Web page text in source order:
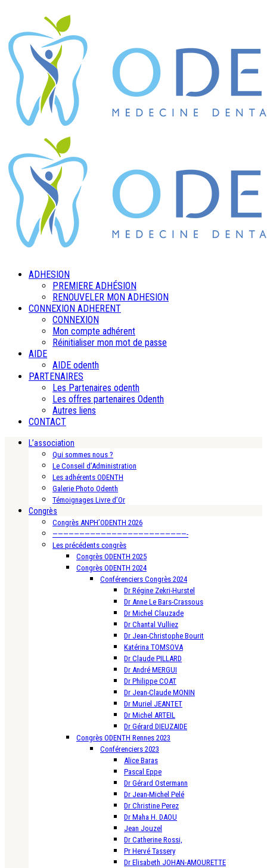
ADHESION
PREMIERE ADHÉSION
RENOUVELER MON ADHESION
CONNEXION ADHERENT
CONNEXION
Mon compte adhérent
Réinitialiser mon mot de passe
AIDE
AIDE odenth
PARTENAIRES
Les Partenaires odenth
Les offres partenaires Odenth
Autres liens
CONTACT
L’association
Qui sommes nous ?
Le Conseil d’Administration
Les adhérents ODENTH
Galerie Photo Odenth
Témoignages Livre d’Or
Congrès
Congrès ANPH’ODENTH 2026
—————————————————————————-
Les précédents congrès
Congrès ODENTH 2025
Congrès ODENTH 2024
Conférenciers Congrès 2024
Dr Régine Zekri-Hurstel
Dr Anne Le Bars-Crassous
Dr Michel Clauzade
Dr Chantal Vulliez
Dr Jean-Christophe Bourit
Katérina TOMSOVA
Dr Claude PILLARD
Dr André MERGUI
Dr Philippe COAT
Dr Jean-Claude MONIN
Dr Muriel JEANTET
Dr Michel ARTEIL
Dr Gérard DIEUZAIDE
Congrès ODENTH Rennes 2023
Conférenciers 2023
Alice Baras
Pascal Eppe
Dr Gérard Ostermann
Dr Jean-Michel Pelé
Dr Christine Perez
Dr Maha H. DAOU
Jean Jouzel
Dr Catherine Rossi,
Pr Hervé Tassery
Dr Elisabeth JOHAN-AMOURETTE